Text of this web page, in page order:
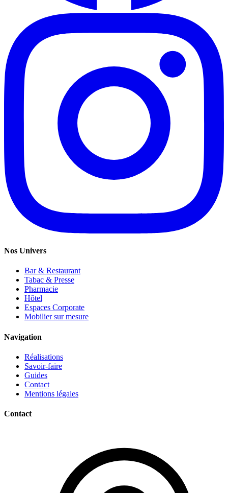
Nos Univers
Bar & Restaurant
Tabac & Presse
Pharmacie
Hôtel
Espaces Corporate
Mobilier sur mesure
Navigation
Réalisations
Savoir-faire
Guides
Contact
Mentions légales
Contact